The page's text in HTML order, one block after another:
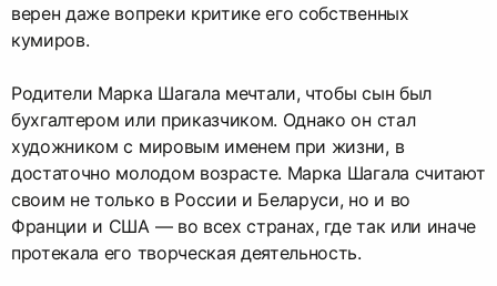
верен даже вопреки критике его собственных
кумиров.
Родители Марка Шагала мечтали, чтобы сын был
бухгалтером или приказчиком. Однако он стал
художником с мировым именем при жизни, в
достаточно молодом возрасте. Марка Шагала считают
своим не только в России и Беларуси, но и во
Франции и США — во всех странах, где так или иначе
протекала его творческая деятельность.